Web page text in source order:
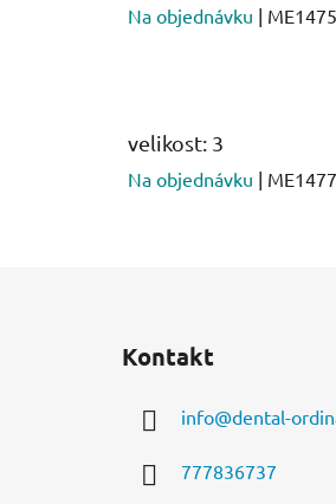
Na objednávku |
velikost: 3
Na objednávku |
Kontakt
info@dental-
777836737